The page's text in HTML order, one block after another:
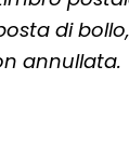
di
annullata.